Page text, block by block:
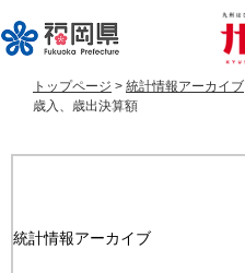
ー
ジ
ニ
ュ
文
トップページ > 統計情報アーカイブ
歳入、歳出決算額
統計情報アーカイブ